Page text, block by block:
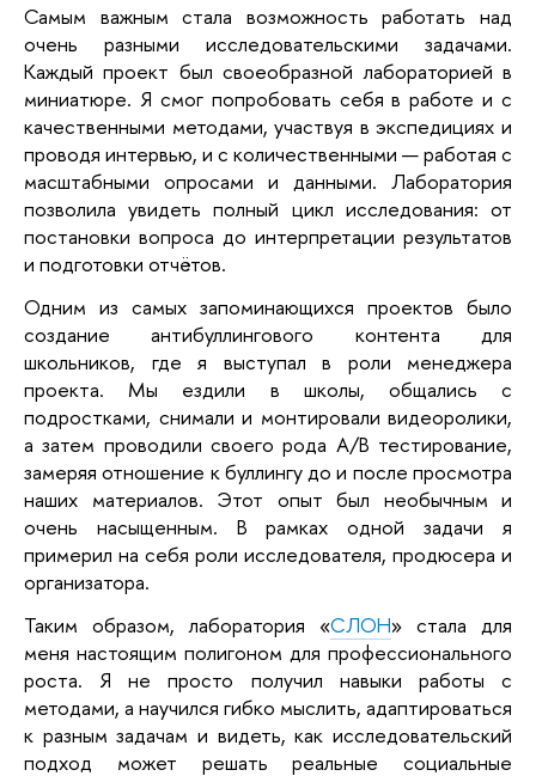
Самым важным стала возможность работать над
очень разными исследовательскими задачами.
Каждый проект был своеобразной лабораторией в
миниатюре. Я смог попробовать себя в работе и с
качественными методами, участвуя в экспедициях и
проводя интервью, и с количественными — работая с
масштабными опросами и данными. Лаборатория
позволила увидеть полный цикл исследования: от
постановки вопроса до интерпретации результатов
и подготовки отчётов.
Одним из самых запоминающихся проектов было
создание антибуллингового контента для
школьников, где я выступал в роли менеджера
проекта. Мы ездили в школы, общались с
подростками, снимали и монтировали видеоролики,
а затем проводили своего рода A/B тестирование,
замеряя отношение к буллингу до и после просмотра
наших материалов. Этот опыт был необычным и
очень насыщенным. В рамках одной задачи я
примерил на себя роли исследователя, продюсера и
организатора.
Таким образом, лаборатория «СЛОН» стала для
меня настоящим полигоном для профессионального
роста. Я не просто получил навыки работы с
методами, а научился гибко мыслить, адаптироваться
к разным задачам и видеть, как исследовательский
подход может решать реальные социальные